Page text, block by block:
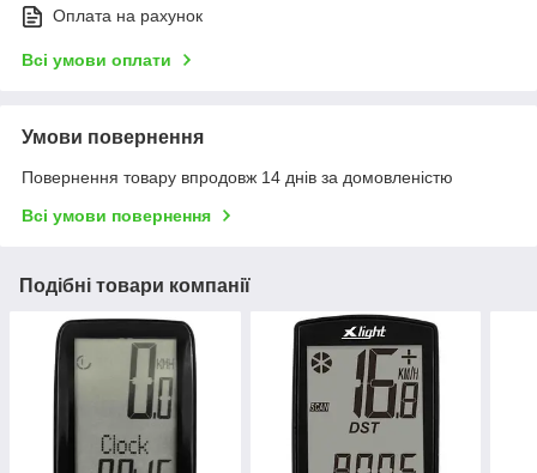
Оплата на рахунок
Всі умови оплати
Умови повернення
Повернення товару впродовж 14 днів за домовленістю
Всі умови повернення
Подібні товари компанії